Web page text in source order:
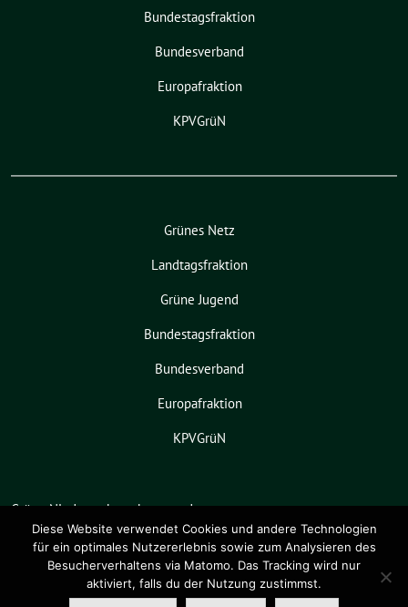
Bundestagsfraktion
Bundesverband
Europafraktion
KPVGrüN
Grünes Netz
Landtagsfraktion
Grüne Jugend
Bundestagsfraktion
Bundesverband
Europafraktion
KPVGrüN
Grüne Niedersachsen benutzt das
freie grüne Themesunflower ‐ ein
Angebot derverdigado eG.
Diese Website verwendet Cookies und andere Technologien
für ein optimales Nutzererlebnis sowie zum Analysieren des
Besucherverhaltens via Matomo. Das Tracking wird nur
aktiviert, falls du der Nutzung zustimmst.